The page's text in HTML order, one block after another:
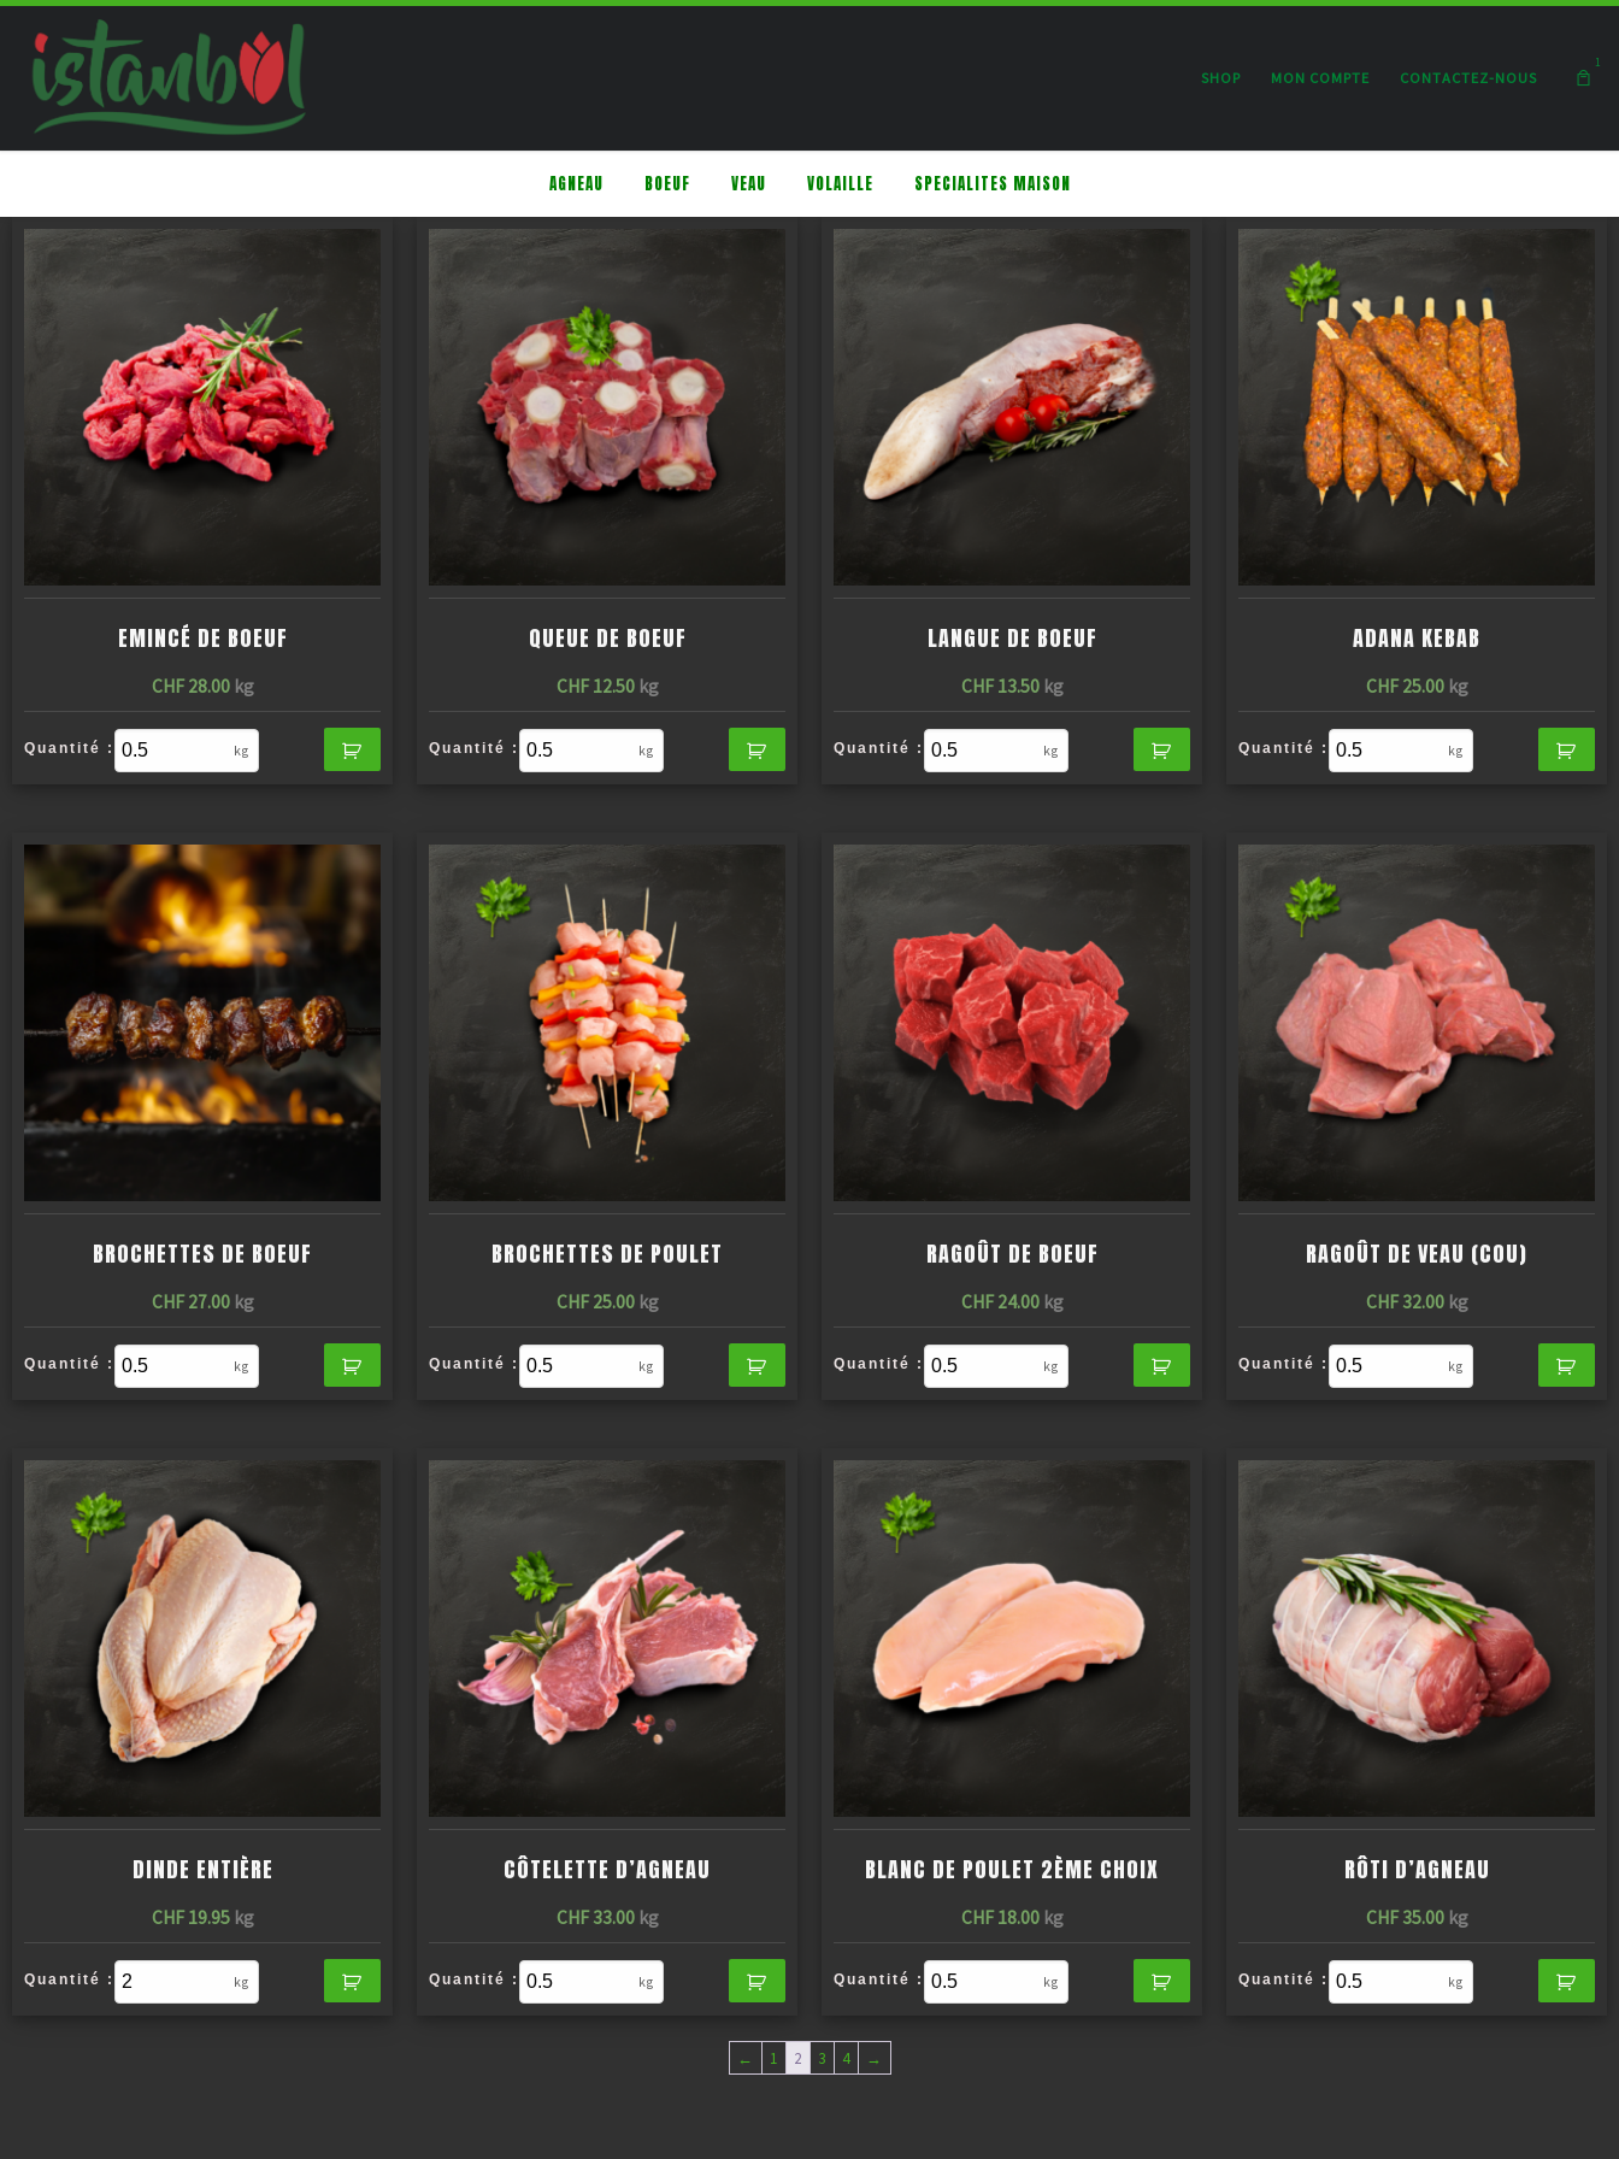
Skip to content
SHOP MON COMPTE CONTACTEZ-NOUS
1
AGNEAU BOEUF VEAU VOLAILLE SPECIALITES MAISON
EMINCÉ DE BOEUF
CHF28.00 kg
Quantité : kg
QUEUE DE BOEUF
CHF12.50 kg
Quantité : kg
LANGUE DE BOEUF
CHF13.50 kg
Quantité : kg
ADANA KEBAB
CHF25.00 kg
Quantité : kg
BROCHETTES DE BOEUF
CHF27.00 kg
Quantité : kg
BROCHETTES DE POULET
CHF25.00 kg
Quantité : kg
RAGOÛT DE BOEUF
CHF24.00 kg
Quantité : kg
RAGOÛT DE VEAU (COU)
CHF32.00 kg
Quantité : kg
DINDE ENTIÈRE
CHF19.95 kg
Quantité : kg
CÔTELETTE D’AGNEAU
CHF33.00 kg
Quantité : kg
BLANC DE POULET 2ÈME CHOIX
CHF18.00 kg
Quantité : kg
RÔTI D’AGNEAU
CHF35.00 kg
Quantité : kg
← 1 2 3 4 →